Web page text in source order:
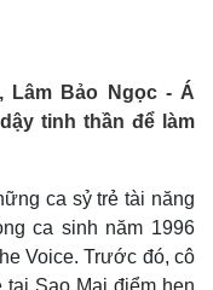
thời tiết
VOV
Lâm Bảo Ngọc - Á
tinh thần để làm
ca sỷ trẻ tài năng
ca sinh năm 1996
Voice. Trước đó, cô
Sao Mai điểm hẹn